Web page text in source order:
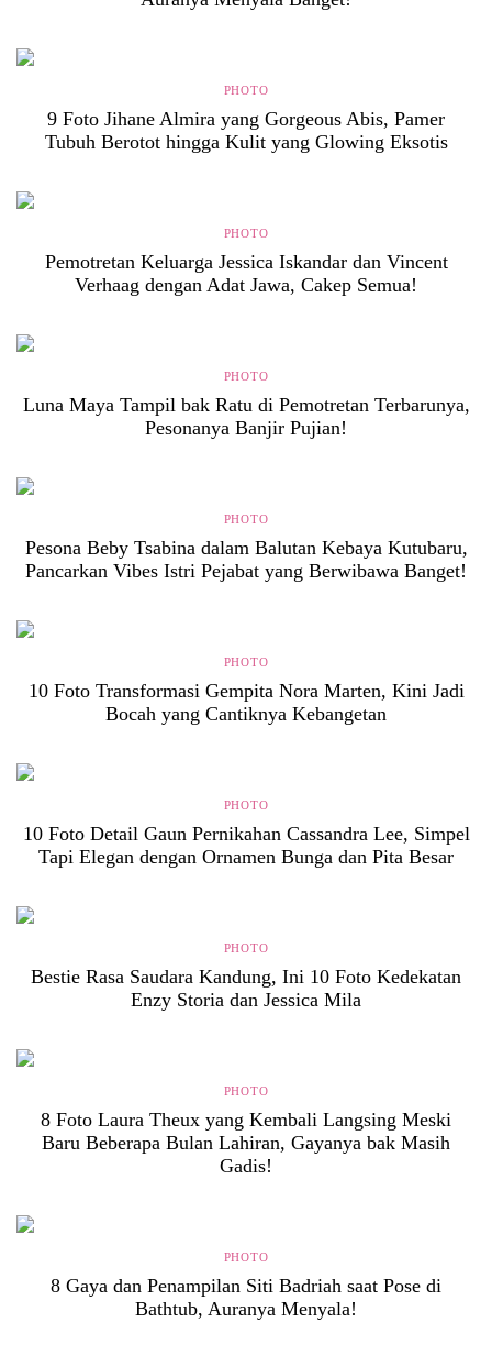
PHOTO
9 Foto Jihane Almira yang Gorgeous Abis, Pamer
Tubuh Berotot hingga Kulit yang Glowing Eksotis
PHOTO
Pemotretan Keluarga Jessica Iskandar dan Vincent
Verhaag dengan Adat Jawa, Cakep Semua!
PHOTO
Luna Maya Tampil bak Ratu di Pemotretan Terbarunya,
Pesonanya Banjir Pujian!
PHOTO
Pesona Beby Tsabina dalam Balutan Kebaya Kutubaru,
Pancarkan Vibes Istri Pejabat yang Berwibawa Banget!
PHOTO
10 Foto Transformasi Gempita Nora Marten, Kini Jadi
Bocah yang Cantiknya Kebangetan
PHOTO
10 Foto Detail Gaun Pernikahan Cassandra Lee, Simpel
Tapi Elegan dengan Ornamen Bunga dan Pita Besar
PHOTO
Bestie Rasa Saudara Kandung, Ini 10 Foto Kedekatan
Enzy Storia dan Jessica Mila
PHOTO
8 Foto Laura Theux yang Kembali Langsing Meski
Baru Beberapa Bulan Lahiran, Gayanya bak Masih
Gadis!
PHOTO
8 Gaya dan Penampilan Siti Badriah saat Pose di
Bathtub, Auranya Menyala!